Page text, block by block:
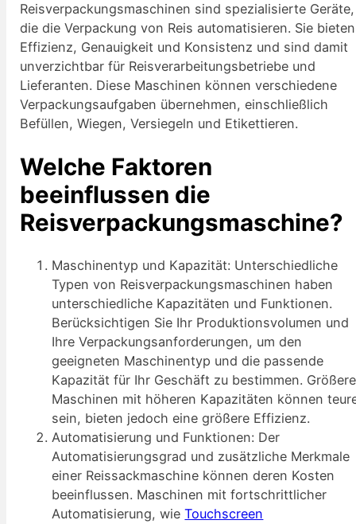
Reisverpackungsmaschinen sind spezialisierte Geräte,
die die Verpackung von Reis automatisieren. Sie bieten
Effizienz, Genauigkeit und Konsistenz und sind damit
unverzichtbar für Reisverarbeitungsbetriebe und
Lieferanten. Diese Maschinen können verschiedene
Verpackungsaufgaben übernehmen, einschließlich
Befüllen, Wiegen, Versiegeln und Etikettieren.
Welche Faktoren
beeinflussen die
Reisverpackungsmaschine?
Maschinentyp und Kapazität: Unterschiedliche
Typen von Reisverpackungsmaschinen haben
unterschiedliche Kapazitäten und Funktionen.
Berücksichtigen Sie Ihr Produktionsvolumen und
Ihre Verpackungsanforderungen, um den
geeigneten Maschinentyp und die passende
Kapazität für Ihr Geschäft zu bestimmen. Größere
Maschinen mit höheren Kapazitäten können
sein, bieten jedoch eine größere Effizienz.
Automatisierung und Funktionen: Der
Automatisierungsgrad und zusätzliche Merkmale
einer Reissackmaschine können deren Kosten
beeinflussen. Maschinen mit fortschrittlicher
Automatisierung, wieTouchscreen